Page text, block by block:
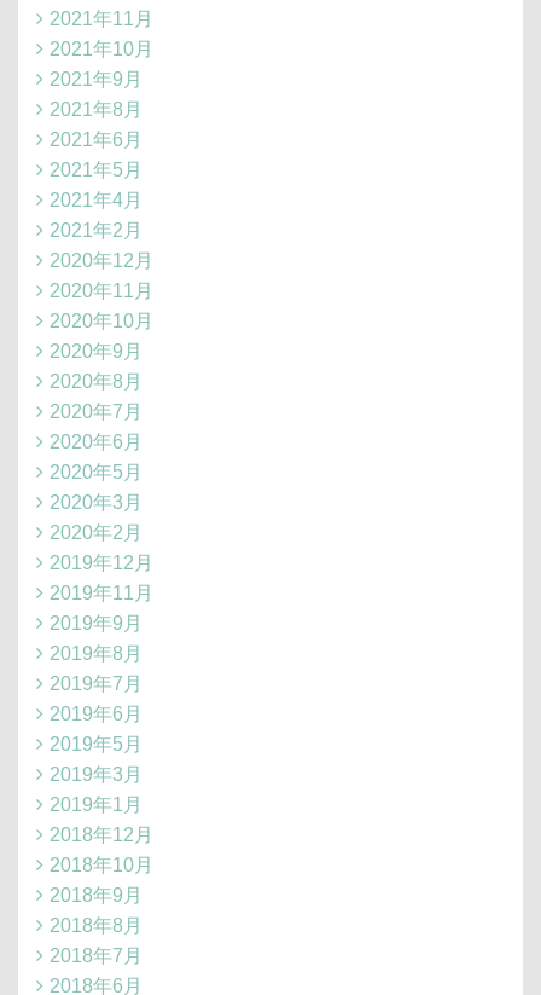
2021年11月
2021年10月
2021年9月
2021年8月
2021年6月
2021年5月
2021年4月
2021年2月
2020年12月
2020年11月
2020年10月
2020年9月
2020年8月
2020年7月
2020年6月
2020年5月
2020年3月
2020年2月
2019年12月
2019年11月
2019年9月
2019年8月
2019年7月
2019年6月
2019年5月
2019年3月
2019年1月
2018年12月
2018年10月
2018年9月
2018年8月
2018年7月
2018年6月